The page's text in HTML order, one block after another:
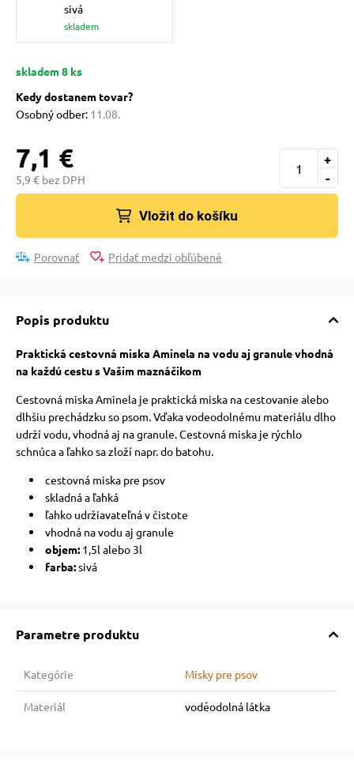
podložky
poukazy
sivá
skladem
skladem 8 ks
Kedy dostanem tovar?
Osobný odber: 11.08.
7,1 €
5,9 € bez DPH -
+
Vložit do košíku
Porovnať Pridať medzi obľúbené
Popis produktu
Praktická cestovná miska Aminela na vodu aj granule vhodná
na každú cestu s Vašim maznáčikom
Cestovná miska Aminela je praktická miska na cestovanie alebo
dlhšiu prechádzku so psom. Vďaka vodeodolnému materiálu dlho
udrží vodu, vhodná aj na granule. Cestovná miska je rýchlo
schnúca a ľahko sa zloží napr. do batohu.
cestovná miska pre psov
skladná a ľahká
ľahko udržiavateľná v čistote
vhodná na vodu aj granule
objem: 1,5l alebo 3l
farba:sivá
Parametre produktu
Kategórie Misky pre psov
Materiál voděodolná látka